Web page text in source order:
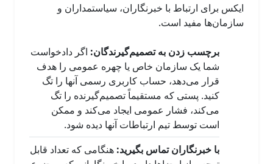
ایکس برای ارتباط با خبرنگاران، سیاستمداران و
سازمان‌ها مفید است.
برچسب زدن به تصمیم‌گیرندگان: اگر دادخواست
شما یک سازمان خاص یا چهره عمومی را هدف
قرار می‌دهد، حساب کاربری رسمی آنها را تگ
کنید. پستی که مستقیماً تصمیم‌گیرنده را تگ
می‌کند، فشار عمومی ایجاد می‌کند و ممکن
است توسط تیم ارتباطات آنها دیده شود.
با خبرنگاران تماس بگیرید: هنگامی که تعداد قابل